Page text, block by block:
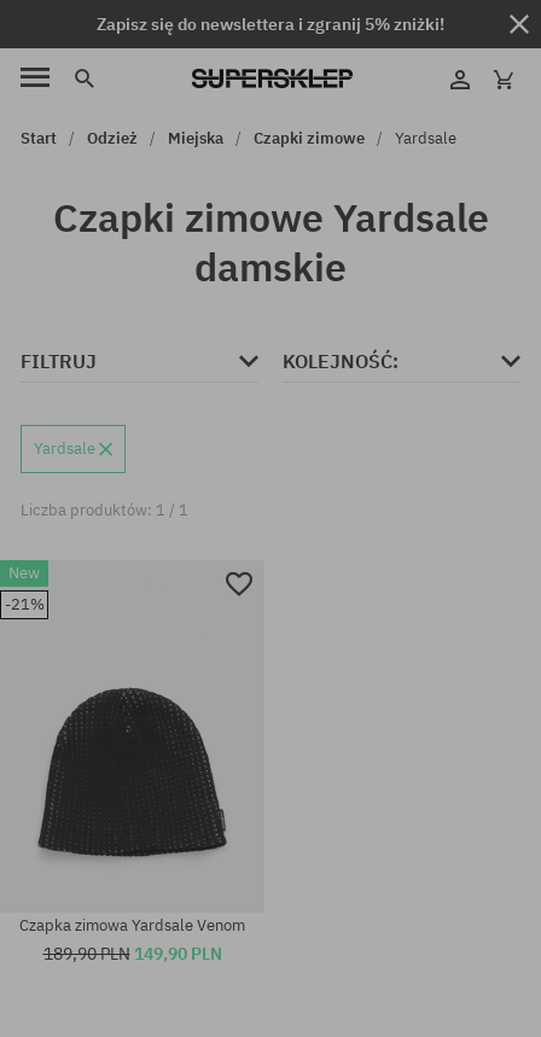
Zapisz się do newslettera i zgranij 5% zniżki!
Start Odzież Miejska Czapki zimowe Yardsale
Czapki zimowe Yardsale
damskie
FILTRUJ KOLEJNOŚĆ:
Yardsale
Liczba produktów: 1 / 1
New
-21%
Czapka zimowa Yardsale Venom
189,90 PLN 149,90 PLN